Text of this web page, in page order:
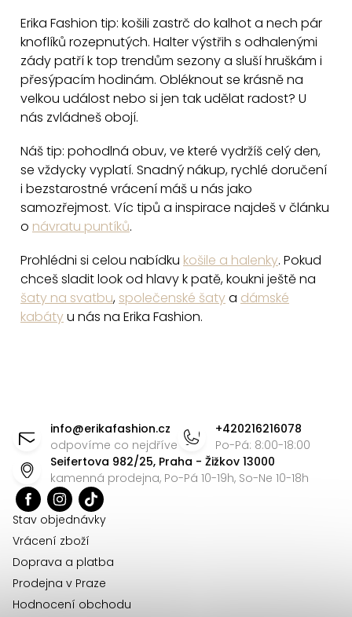
í
p
r
v
k
v
ý
p
i
u
Erika Fashion tip: košili zastrč do kalhot a nech pár
knoflíků rozepnutých. Halter výstřih s odhalenými
zády patří k top trendům sezony a sluší hruškám i
přesýpacím hodinám. Obléknout se krásně na
velkou událost nebo si jen tak udělat radost? U
nás zvládneš obojí.
Náš tip: pohodlná obuv, ve které vydržíš celý den,
se vždycky vyplatí. Snadný nákup, rychlé doručení
i bezstarostné vrácení máš u nás jako
samozřejmost. Víc tipů a inspirace najdeš v článku
o návratu puntíků.
Prohlédni si celou nabídku košile a halenky. Pokud
chceš sladit look od hlavy k patě, koukni ještě na
šaty na svatbu, společenské šatya dámské
kabátyu nás na Erika Fashion.
info@erikafashion.cz
odpovíme co nejdříve
+420216216078
Po-Pá: 8:00-18:00
Seifertova 982/25, Praha - Žižkov 13000
kamenná prodejna, Po-Pá 10-19h, So-Ne 10-18h
Stav objednávky
Vrácení zboží
Doprava a platba
Prodejna v Praze
Hodnocení obchodu